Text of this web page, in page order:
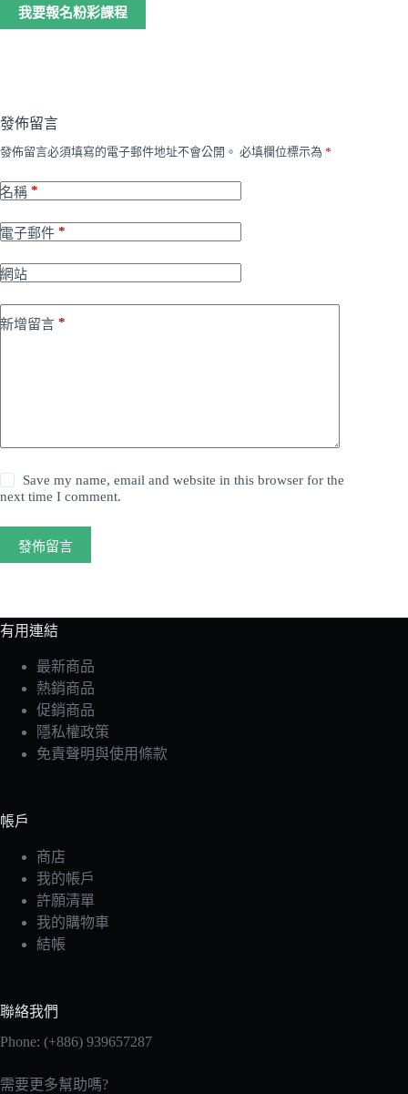
我要報名粉彩課程
發佈留言
發佈留言必須填寫的電子郵件地址不會公開。 必填欄位標示為 *
名稱 *
電子郵件 *
網站
新增留言 *
Save my name, email and website in this browser for the
next time I comment.
發佈留言
有用連結
最新商品
熱銷商品
促銷商品
隱私權政策
免責聲明與使用條款
帳戶
商店
我的帳戶
許願清單
我的購物車
結帳
聯絡我們
Phone: (+886) 939657287
需要更多幫助嗎?